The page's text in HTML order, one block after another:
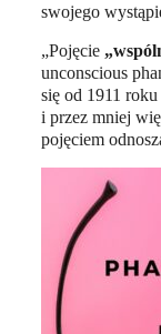
swojego
„Pojęcie
unconscious
się od 1911
i przez mniej
pojęciem